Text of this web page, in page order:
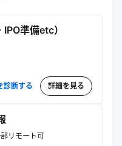
率化を促進し、正確な
準備etc）
診断する 詳細を見る
リモート可